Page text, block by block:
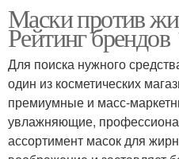
Маски против
Рейтинг брендов
Для поиска нужного
один из косметических
премиумные и масс-
увлажняющие,
ассортимент масок для